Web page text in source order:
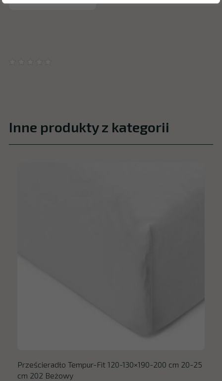
Inne produkty z kategorii
Prześcieradło Tempur-Fit 120-130×190-200 cm 20-25
cm 202 Beżowy